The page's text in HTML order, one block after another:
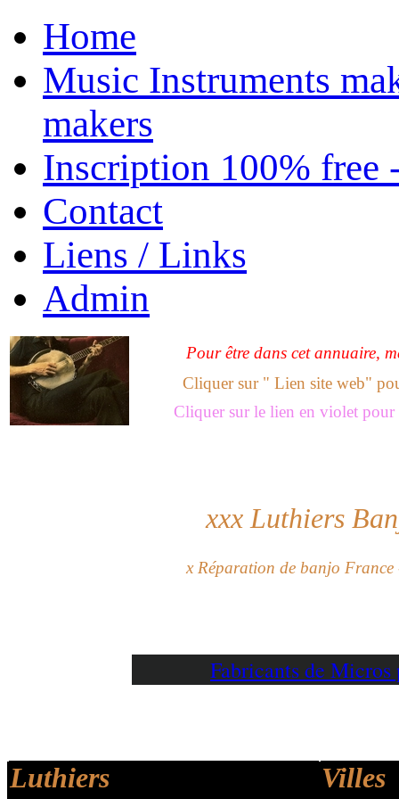
Home
Music Instruments
makers
Inscription 100% free
Contact
Liens / Links
Admin
Pour être dans cet annuaire,
Cliquer sur " Lien site web"
Cliquer sur le lien en violet pour
xxx Luthiers
x Réparation de banjo
Fabricants de
Luthiers Villes